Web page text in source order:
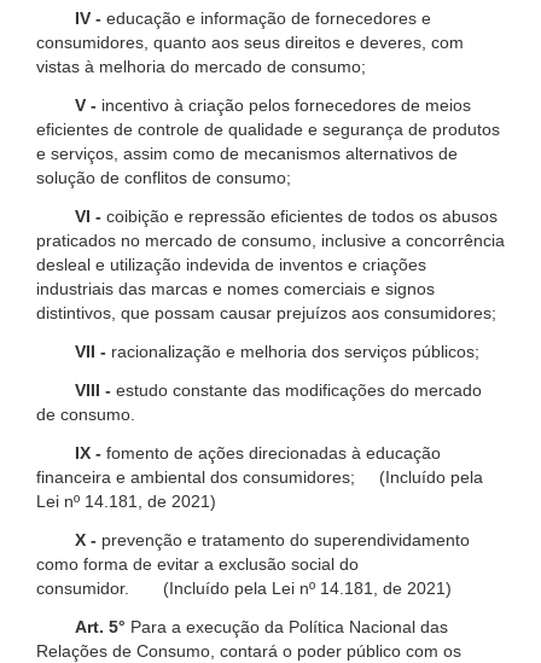
IV - educação e informação de fornecedores e
consumidores, quanto aos seus direitos e deveres, com
vistas à melhoria do mercado de consumo;
V - incentivo à criação pelos fornecedores de meios
eficientes de controle de qualidade e segurança de produtos
e serviços, assim como de mecanismos alternativos de
solução de conflitos de consumo;
VI - coibição e repressão eficientes de todos os abusos
praticados no mercado de consumo, inclusive a concorrência
desleal e utilização indevida de inventos e criações
industriais das marcas e nomes comerciais e signos
distintivos, que possam causar prejuízos aos consumidores;
VII - racionalização e melhoria dos serviços públicos;
VIII - estudo constante das modificações do mercado
de consumo.
IX - fomento de ações direcionadas à educação
financeira e ambiental dos consumidores; (Incluído pela
Lei nº 14.181, de 2021)
X - prevenção e tratamento do superendividamento
como forma de evitar a exclusão social do
consumidor. (Incluído pela Lei nº 14.181, de 2021)
Art. 5° Para a execução da Política Nacional das
Relações de Consumo, contará o poder público com os